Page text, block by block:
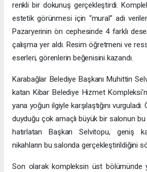
renkli bir dokunuş gerçekleştirdi.
estetik görünmesi için “mural” adı
Pazaryerinin ön cephesinde 4 farklı
çalışma yer aldı. Resim öğretmeni ve
eserleri, görenlerin beğenisini kazandı.
Karabağlar Belediye Başkanı Muhittin
katan Kibar Belediye Hizmet
yana yoğun ilgiyle karşılaştığını
duyduğu çok amaçlı büyük bir salonun bu
hatırlatan Başkan Selvitopu, geniş
nikahların bu salonda gerçekleştirildiğini
Son olarak kompleksin üst bölümünde